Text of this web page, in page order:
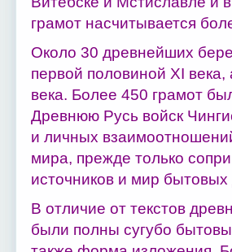
грамот насчитывается
Около 30 древнейших
первой половиной XI
века. Более 450 грамот
Древнюю Русь войск
и личных
мира, прежде только
источников и мир
В отличие от текстов
были полны сугубо